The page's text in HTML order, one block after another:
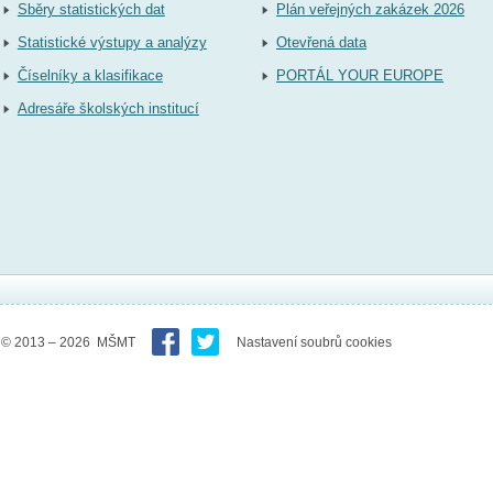
Sběry statistických dat
Statistické výstupy a analýzy
Číselníky a klasifikace
Adresáře školských institucí
Plán veřejných zakázek 2026
Otevřená data
PORTÁL YOUR EUROPE
© 2013 – 2026 MŠMT Nastavení soubrů cookies